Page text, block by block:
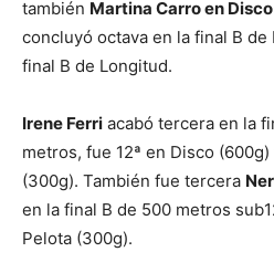
también Martina Carro en Disco
concluyó octava en la final B de
final B de Longitud.
Irene Ferri acabó tercera en la
metros, fue 12ª en Disco
(300g). También fue tercera
en la final B de 500 metros
Pelota (300g).